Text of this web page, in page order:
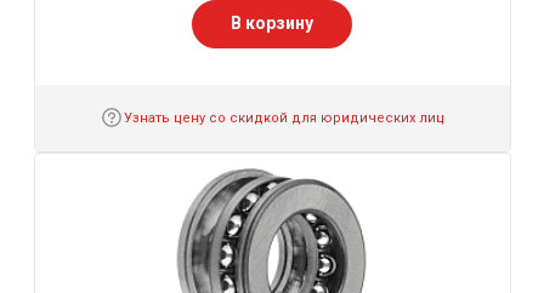
В корзину
Узнать цену со скидкой для юридических лиц